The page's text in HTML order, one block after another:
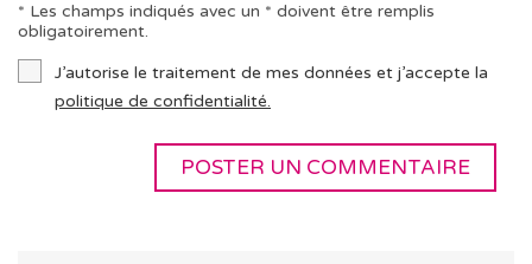
* Les champs indiqués avec un * doivent être remplis
obligatoirement.
J’autorise le traitement de mes données et j’accepte la
politique de confidentialité.